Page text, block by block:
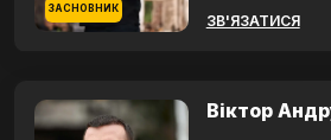
ЗАСНОВНИК
ЗВ'ЯЗАТИСЯ
Віктор